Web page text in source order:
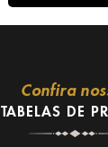
Confira
TABELAS DE